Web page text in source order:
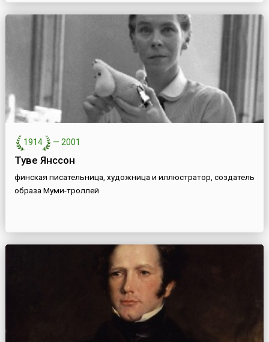
1914 — 2001
Туве Янссон
финская писательница, художница и иллюстратор, создатель
образа Муми-троллей